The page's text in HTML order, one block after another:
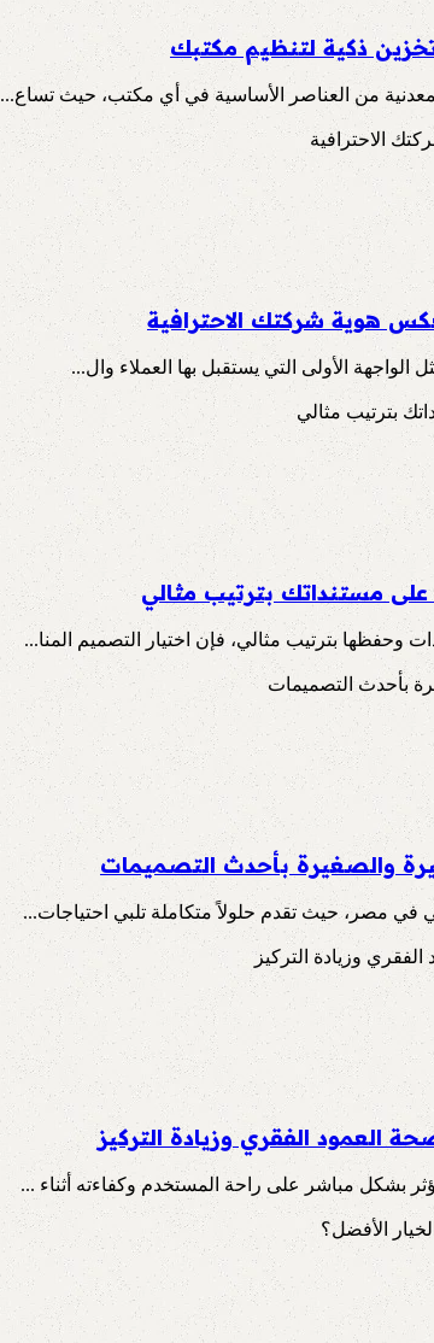
ذكية لتنظيم مكتبك
من العناصر الأساسية في أي مكتب، حيث تساع...
هوية شركتك الاحترافية
الأولى التي يستقبل بها العملاء وال...
مستنداتك بترتيب مثالي
بترتيب مثالي، فإن اختيار التصميم المنا...
والصغيرة بأحدث التصميمات
في مصر، حيث تقدم حلولاً متكاملة تلبي احتياجات...
العمود الفقري وزيادة التركيز
بشكل مباشر على راحة المستخدم وكفاءته أثناء ...